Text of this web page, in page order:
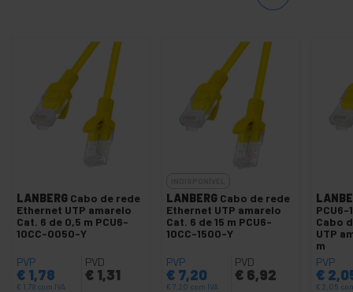
LANBERG Cabo de rede
Ethernet UTP amarelo
Cat. 6 de 0,5 m PCU6-
10CC-0050-Y
PVP
€ 1,78
€ 1,78 com IVA
PVD
€1,31
LANBERG Cabo de rede
Ethernet UTP amarelo
Cat. 6 de 15 m PCU6-
10CC-1500-Y
PVP
€ 7,20
€ 7,20 com IVA
PVD
€6,92
PCU6-
Cabo
UTP
m
PVP
€
€ 2,05